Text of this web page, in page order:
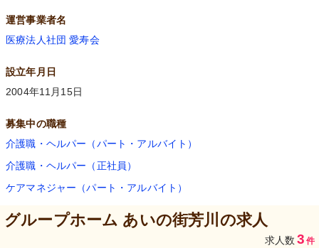
運営事業者名
医療法人社団 愛寿会
設立年月日
2004年11月15日
募集中の職種
介護職・ヘルパー（パート・アルバイト）
介護職・ヘルパー（正社員）
ケアマネジャー（パート・アルバイト）
グループホーム あいの街芳川 の求人
求人数 3 件